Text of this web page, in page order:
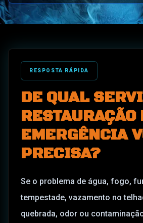
RESPOSTA RÁPIDA
DE QUAL
RESTAURAÇÃO
EMERGÊNCIA
PRECISA?
Se o problema de água, fogo,
tempestade, vazamento no
quebrada, odor ou